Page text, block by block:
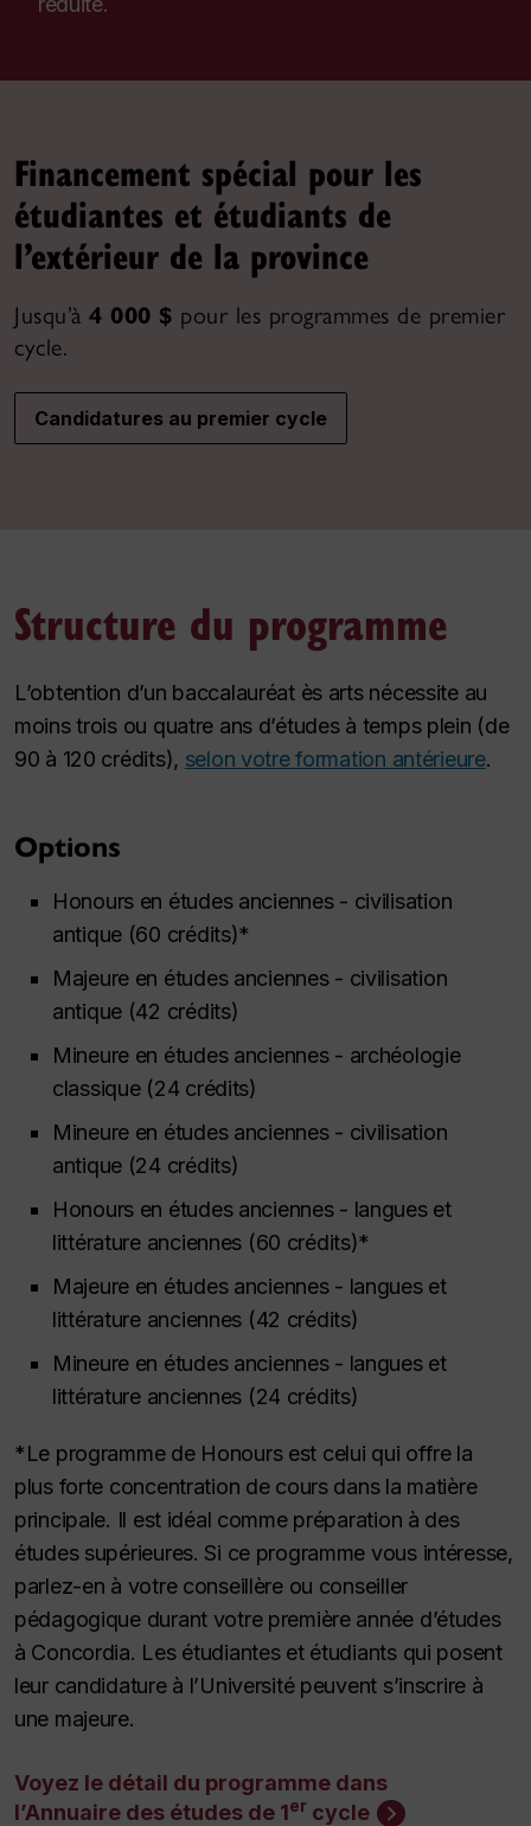
Financement spécial pour les
étudiantes et étudiants de
l’extérieur de la province
Jusqu’à 4 000 $ pour les programmes de premier
cycle.
Candidatures au premier cycle
Structure du programme
L’obtention d’un baccalauréat ès arts nécessite au
moins trois ou quatre ans d’études à temps plein (de
90 à 120 crédits), selon votre formation antérieure.
Options
Honours en études anciennes - civilisation
antique (60 crédits)*
Majeure en études anciennes - civilisation
antique (42 crédits)
Mineure en études anciennes - archéologie
classique (24 crédits)
Mineure en études anciennes - civilisation
antique (24 crédits)
Honours en études anciennes - langues et
littérature anciennes (60 crédits)*
Majeure en études anciennes - langues et
littérature anciennes (42 crédits)
Mineure en études anciennes - langues et
littérature anciennes (24 crédits)
*Le programme de Honours est celui qui offre la
plus forte concentration de cours dans la matière
principale. Il est idéal comme préparation à des
études supérieures. Si ce programme vous intéresse,
parlez-en à votre conseillère ou conseiller
pédagogique durant votre première année d’études
à Concordia. Les étudiantes et étudiants qui posent
leur candidature à l’Université peuvent s’inscrire à
une majeure.
Voyez le détail du programme dans
l’Annuaire des études de 1er cycle